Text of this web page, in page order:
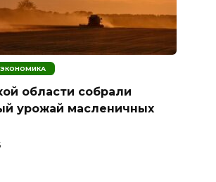
ЭКОНОМИКА
области собрали
урожай масленичных